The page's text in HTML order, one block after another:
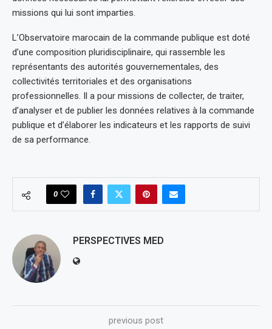
missions qui lui sont imparties.
L’Observatoire marocain de la commande publique est doté
d’une composition pluridisciplinaire, qui rassemble les
représentants des autorités gouvernementales, des
collectivités territoriales et des organisations
professionnelles. Il a pour missions de collecter, de traiter,
d’analyser et de publier les données relatives à la commande
publique et d’élaborer les indicateurs et les rapports de suivi
de sa performance.
0
PERSPECTIVES MED
previous post